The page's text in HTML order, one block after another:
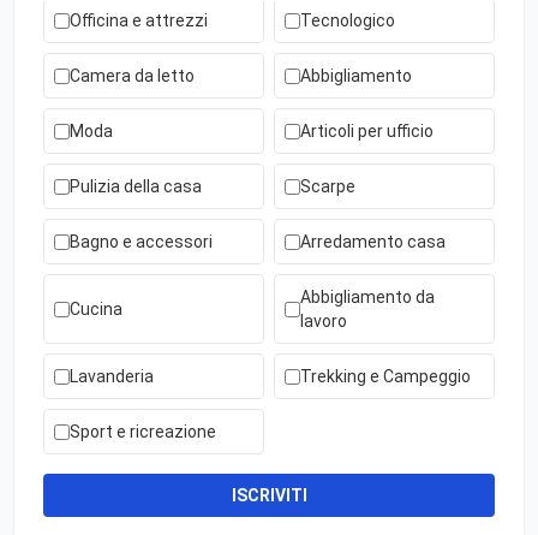
Officina e attrezzi Tecnologico
Camera da letto Abbigliamento
Moda Articoli per ufficio
Pulizia della casa Scarpe
Bagno e accessori Arredamento casa
Cucina
Abbigliamento da
lavoro
Lavanderia Trekking e Campeggio
Sport e ricreazione
ISCRIVITI